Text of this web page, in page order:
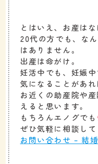
とはいえ、お産は
20代の方でも、な
はありません。
出産は命がけ。
妊活中でも、妊娠中
気になることがあれ
お近くの助産院や
えると思います。
もちろんエノグでも
ぜひ気軽に相談して
お問い合わせ – 結